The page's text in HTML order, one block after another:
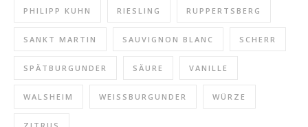
PHILIPP KUHN RIESLING RUPPERTSBERG
SANKT MARTIN SAUVIGNON BLANC SCHERR
SPÄTBURGUNDER SÄURE VANILLE
WALSHEIM WEISSBURGUNDER WÜRZE